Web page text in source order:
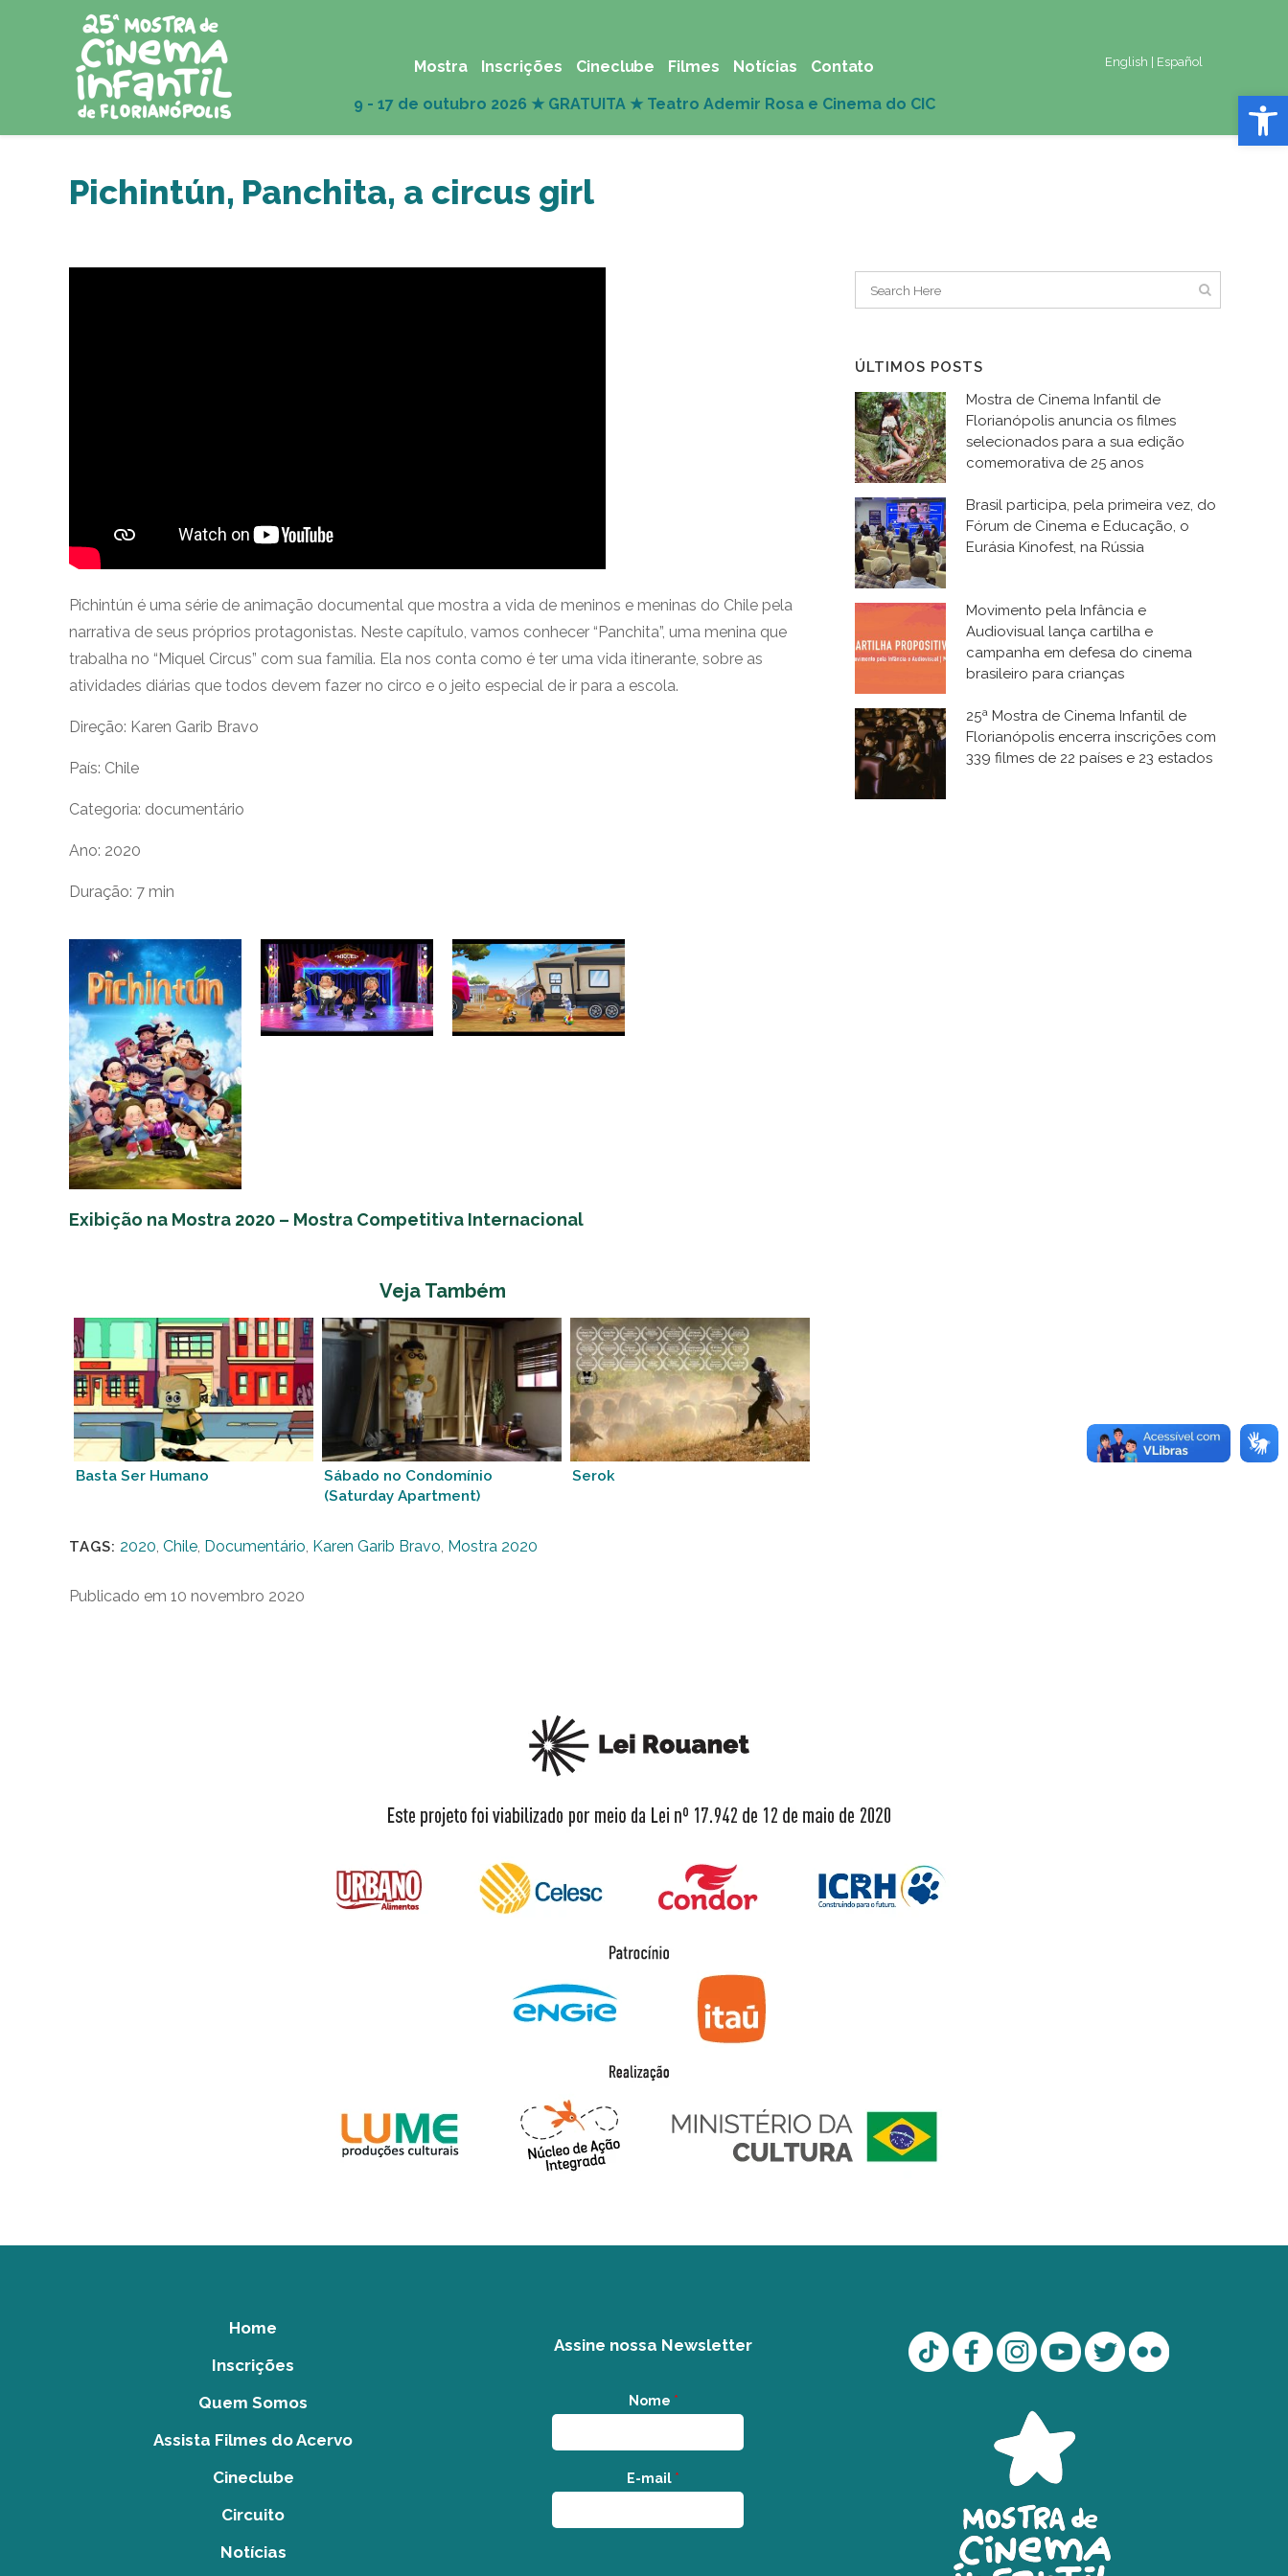
Abrir
English Español
Mostra Inscrições Cineclube Filmes Notícias Contato
Pichintún, Panchita, a circus girl
Pichintún é uma série de animação documental que mostra a vida de meninos e meninas do Chile pela
narrativa de seus próprios protagonistas. Neste capítulo, vamos conhecer “Panchita”, uma menina que
trabalha no “Miquel Circus” com sua família. Ela nos conta como é ter uma vida itinerante, sobre as
atividades diárias que todos devem fazer no circo e o jeito especial de ir para a escola.
Direção: Karen Garib Bravo
País: Chile
Categoria: documentário
Ano: 2020
Duração: 7 min
Exibição na Mostra 2020 – Mostra Competitiva Internacional
Veja Também
Basta Ser Humano
Sábado no Condomínio
(Saturday Apartment)
Serok
TAGS: 2020 Chile Documentário Karen Garib Bravo Mostra 2020
Publicado em 10 novembro 2020
ÚLTIMOS POSTS
Mostra de Cinema Infantil de
Florianópolis anuncia os filmes
selecionados para a sua edição
comemorativa de 25 anos
Brasil participa, pela primeira vez, do
Fórum de Cinema e Educação, o
Eurásia Kinofest, na Rússia
Movimento pela Infância e
Audiovisual lança cartilha e
campanha em defesa do cinema
brasileiro para crianças
25ª Mostra de Cinema Infantil de
Florianópolis encerra inscrições com
339 filmes de 22 países e 23 estados
Home
Inscrições
Quem Somos
Assista Filmes do Acervo
Cineclube
Circuito
Notícias
Assine nossa Newsletter
Nome *
E-mail *